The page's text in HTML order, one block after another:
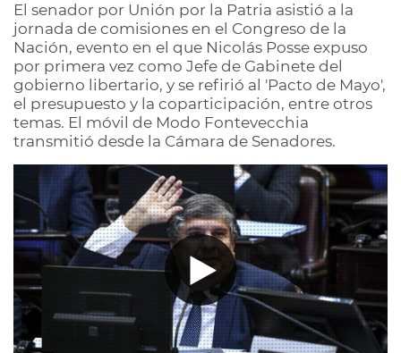
El senador por Unión por la Patria asistió a la
jornada de comisiones en el Congreso de la
Nación, evento en el que Nicolás Posse expuso
por primera vez como Jefe de Gabinete del
gobierno libertario, y se refirió al 'Pacto de Mayo',
el presupuesto y la coparticipación, entre otros
temas. El móvil de Modo Fontevecchia
transmitió desde la Cámara de Senadores.